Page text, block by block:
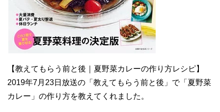
【教えてもらう前と後｜夏野菜カレーの作り方レシピ】
2019年7月23日放送の「教えてもらう前と後」で「夏野菜
カレー」の作り方を教えてくれました。